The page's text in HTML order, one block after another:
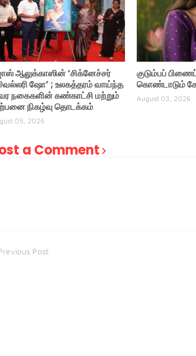
ஆலுக்காஸின் ‘சிக்னேச்சர்
ஷோ’ ; உலகத்தரம் வாய்ந்த
நகைகளின் கண்காட்சி மற்றும்
நிகழ்வு தொடக்கம்
05, 2026
குடும்பப்
கொண்டாடும்
August 03, 2026
a Comment
Post